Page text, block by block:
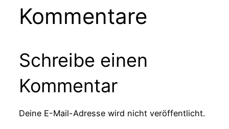
Kommentare
Schreibe einen
Kommentar
Deine E-Mail-Adresse wird nicht veröffentlicht.